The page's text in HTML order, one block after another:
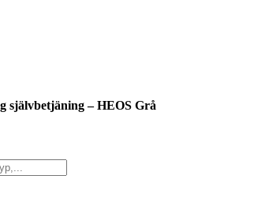
självbetjäning – HEOS Grå